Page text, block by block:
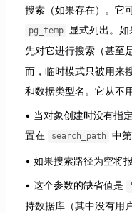
搜索（如果存在）。它
pg_temp
显式列出。
先对它进行搜索（甚至
而，临时模式只被用来
和数据类型名。它从不
当对象创建时没有指
置在
search_path 中
如果搜索路径为空将
这个参数的缺省值是
持数据库（其中没有用